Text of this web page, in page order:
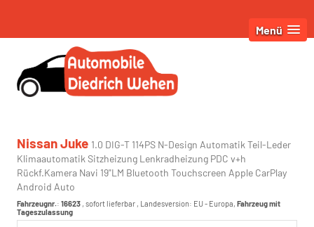
Menü
Nissan Juke 1.0 DIG-T 114PS N-Design Automatik Teil-Leder
Klimaautomatik Sitzheizung Lenkradheizung PDC v+h
Rückf.Kamera Navi 19"LM Bluetooth Touchscreen Apple CarPlay
Android Auto
Fahrzeugnr.: 16623 , sofort lieferbar , Landesversion: EU - Europa, Fahrzeug mit
Tageszulassung